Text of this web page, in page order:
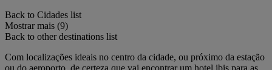
Back to Cidades list
Mostrar mais (9)
Back to other destinations list
Com localizações ideais no centro da cidade, ou próximo da estação
ou do aeroporto, de certeza que vai encontrar um hotel ibis para as